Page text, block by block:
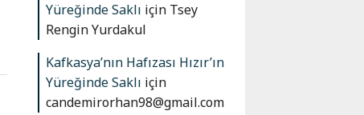
Yüreğinde Saklı için Tsey
Rengin Yurdakul
Kafkasya’nın Hafızası Hızır’ın
Yüreğinde Saklı için
candemirorhan98@gmail.com